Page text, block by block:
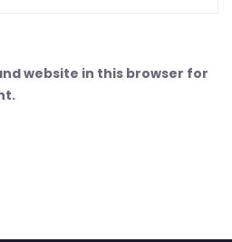
website in this browser for